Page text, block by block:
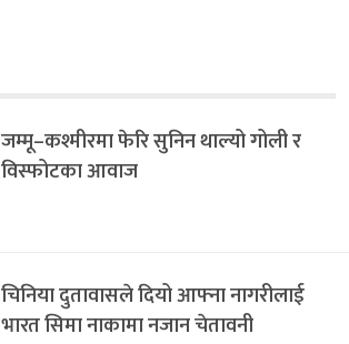
जम्मू–कश्मीरमा फेरि सुनिन थाल्यो गोली र
विस्फोटका आवाज
चिनिया दुतावासले दियो आफ्ना नागरीलाई
भारत सिमा नाकामा नजान चेतावनी